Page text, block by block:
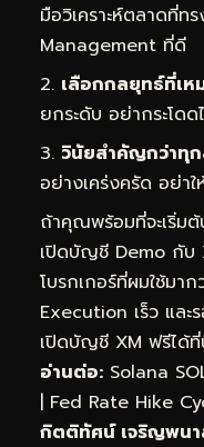
มือวิเคราะห์ตลาดที่
Management ที่ดี
เลือกกลยุทธ์ที่เห
ยกระดับ อย่ากระโด
วินัยสำคัญกว่าทุ
อย่างเคร่งครัด อย่า
ถ้าคุณพร้อมที่จะเริ่ม
เปิดบัญชี Demo กับ
โบรกเกอร์ที่ผมใช้มา
Execution เร็ว และ
เปิดบัญชี XM ฟรีได้
อ่านต่อ: Solana
| Fed Rate Hike
กิตติทัศน์ เจริญพน